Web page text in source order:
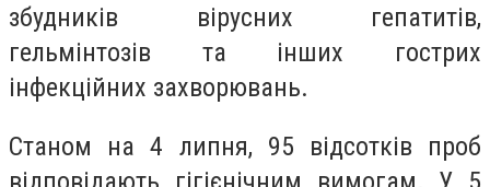
збудників вірусних гепатитів,
гельмінтозів та інших гострих
інфекційних захворювань.
Станом на 4 липня, 95 відсотків проб